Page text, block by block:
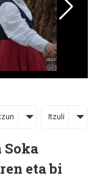
Itzuli
Soka
eta bi